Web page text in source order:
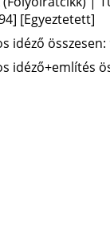
[Egyeztetett]
idéző
idéző+említés